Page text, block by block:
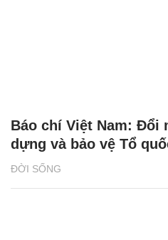
ĐỜI SỐNG
Báo chí Việt Nam: Đổi
dựng và bảo vệ Tổ